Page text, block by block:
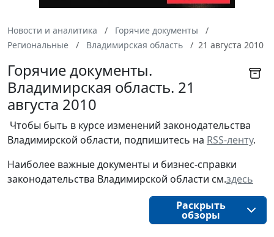
Новости и аналитика
Горячие документы
Региональные
Владимирская область 21 августа 2010
Горячие документы.
Владимирская область. 21
августа 2010
Чтобы быть в курсе изменений законодательства
Владимирской области, подпишитесь на RSS-ленту.
Наиболее важные документы и бизнес-справки
законодательства Владимирской области см.здесь
Раскрыть
обзоры